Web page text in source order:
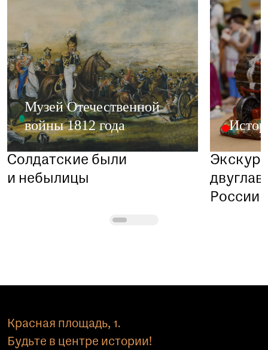
visitor@shm.ru
Музей Отечественной
войны 1812 года
Солдатские были
и небылицы
России
Красная площадь, 1.
Будьте в центре истории!